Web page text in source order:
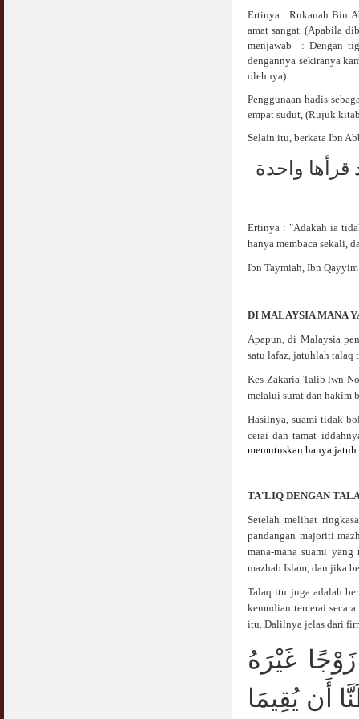
Ertinya : Rukanah Bin
amat sangat. (Apabila
menjawab : Dengan
dengannya sekiranya
olehnya)
Penggunaan hadis
empat sudut, (Rujuk
Selain itu, berkata Ibn
واحدة
Ertinya : "Adakah ia
hanya membaca sekali,
Ibn Taymiah, Ibn
DI MALAYSIA MANA
Apapun, di Malaysia
satu lafaz, jatuhlah talaq
Kes Zakaria Talib lwn
melalui surat dan hakim
Hasilnya, suami tidak
cerai dan tamat
memutuskan hanya
TA'LIQ DENGAN
Setelah melihat
pandangan majoriti
mana-mana suami
mazhab Islam, dan jika
Talaq itu juga adalah
kemudian tercerai
itu. Dalilnya jelas dari
غَيْرَهُ
أَن يُقِيمَا